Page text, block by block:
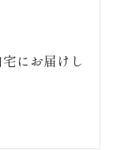
にお届けし